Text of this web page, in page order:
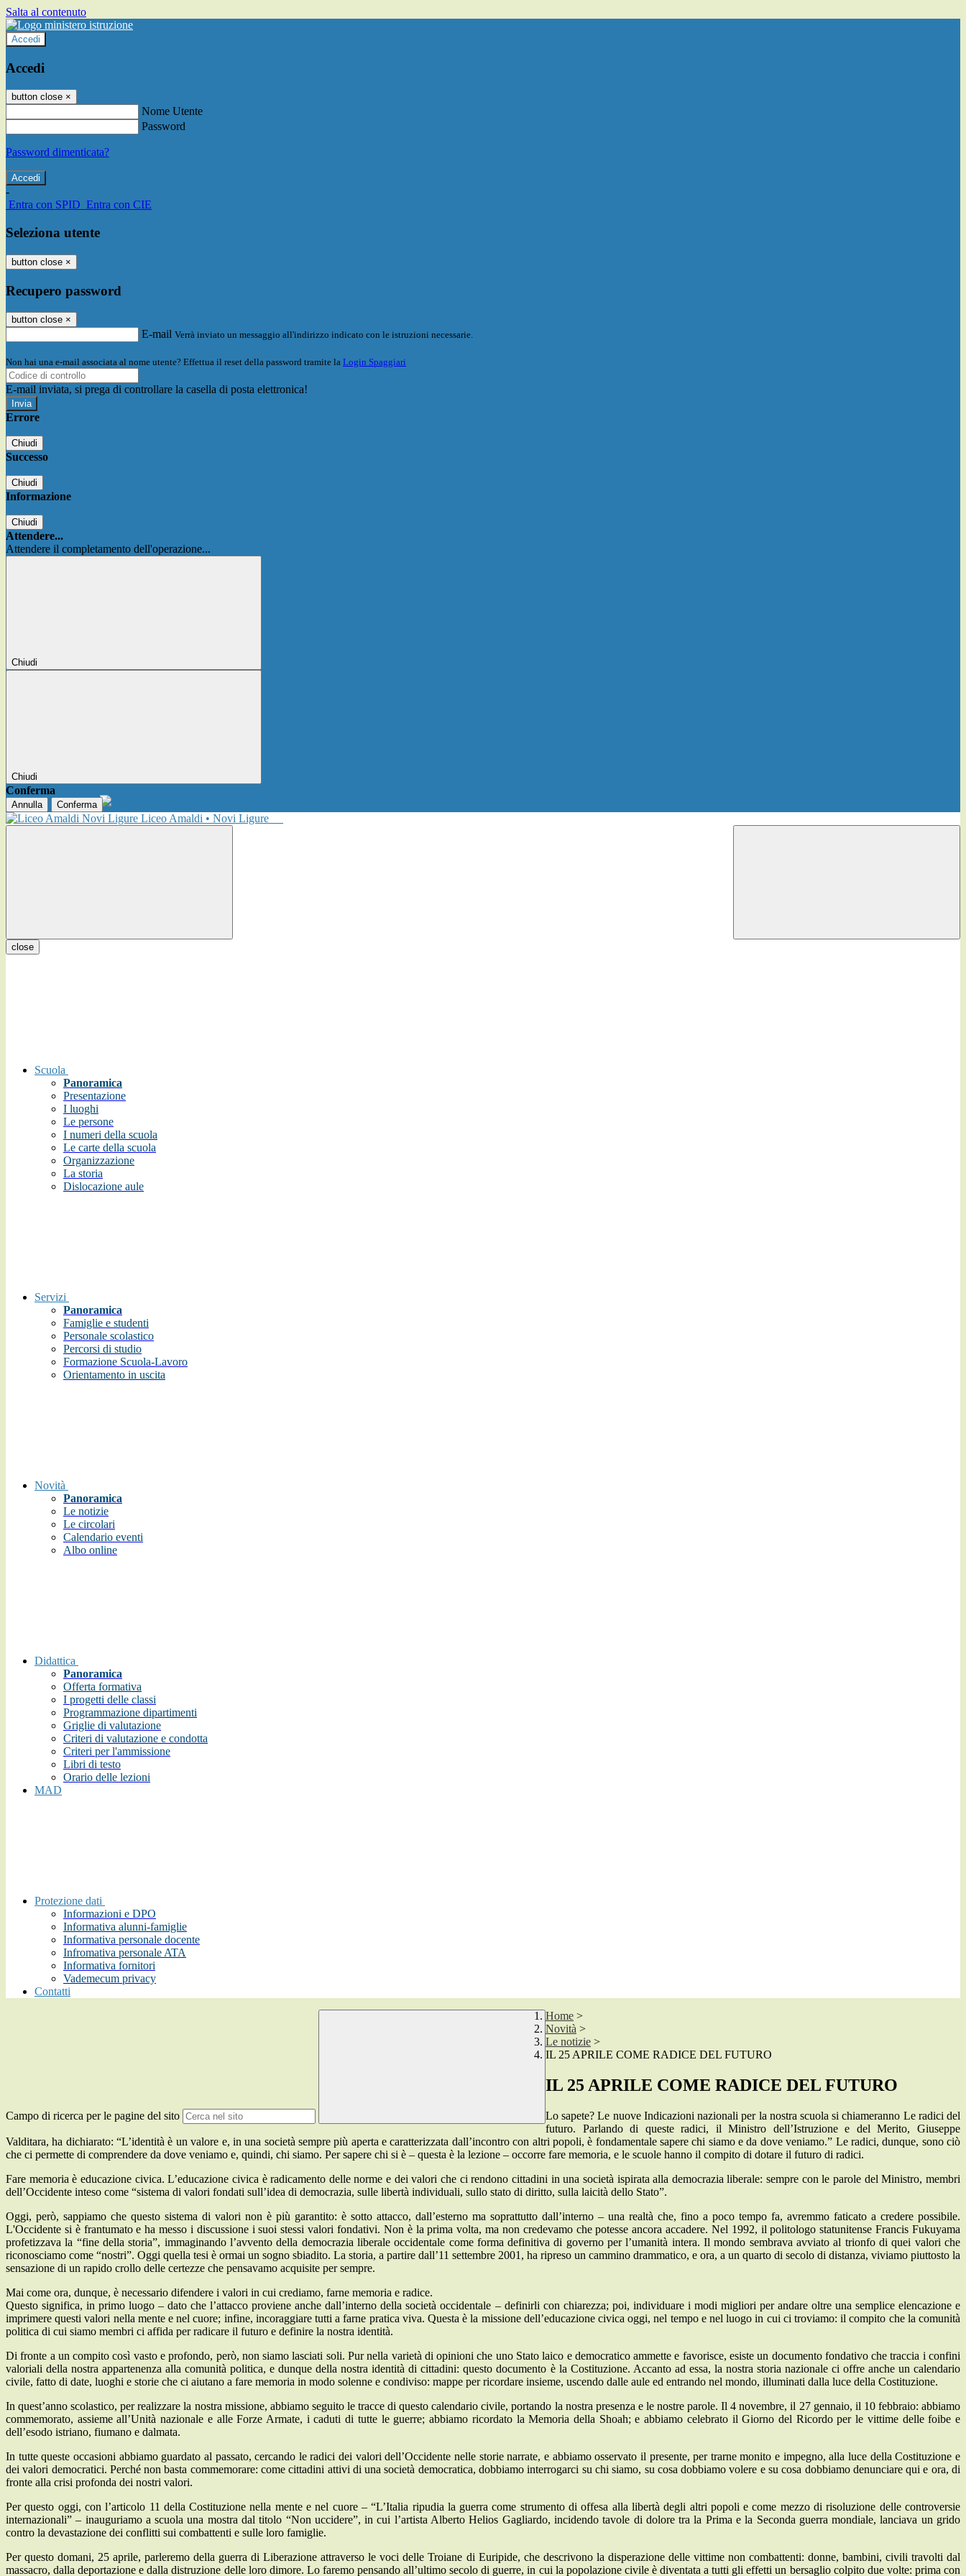
Salta al contenuto
Accedi
Accedi
button close ×
Nome Utente
Password
Password dimenticata?
-
Entra con SPID Entra con CIE
Seleziona utente
button close ×
Recupero password
button close ×
E-mail Verrà inviato un messaggio all'indirizzo indicato con le istruzioni necessarie.
Non hai una e-mail associata al nome utente? Effettua il reset della password tramite la Login Spaggiari
E-mail inviata, si prega di controllare la casella di posta elettronica!
Errore
Chiudi
Successo
Chiudi
Informazione
Chiudi
Attendere...
Attendere il completamento dell'operazione...
Chiudi
Chiudi
Conferma
Annulla Conferma
Liceo Amaldi • Novi Ligure
close
Scuola
Panoramica
Presentazione
I luoghi
Le persone
I numeri della scuola
Le carte della scuola
Organizzazione
La storia
Dislocazione aule
Servizi
Panoramica
Famiglie e studenti
Personale scolastico
Percorsi di studio
Formazione Scuola-Lavoro
Orientamento in uscita
Novità
Panoramica
Le notizie
Le circolari
Calendario eventi
Albo online
Didattica
Panoramica
Offerta formativa
I progetti delle classi
Programmazione dipartimenti
Griglie di valutazione
Criteri di valutazione e condotta
Criteri per l'ammissione
Libri di testo
Orario delle lezioni
MAD
Protezione dati
Informazioni e DPO
Informativa alunni-famiglie
Informativa personale docente
Infromativa personale ATA
Informativa fornitori
Vademecum privacy
Contatti
Campo di ricerca per le pagine del sito
Home >
Novità >
Le notizie >
IL 25 APRILE COME RADICE DEL FUTURO
IL 25 APRILE COME RADICE DEL FUTURO
Lo sapete? Le nuove Indicazioni nazionali per la nostra scuola si chiameranno Le radici del
futuro. Parlando di queste radici, il Ministro dell’Istruzione e del Merito, Giuseppe
Valditara, ha dichiarato: “L’identità è un valore e, in una società sempre più aperta e caratterizzata dall’incontro con altri popoli, è fondamentale sapere chi siamo e da dove veniamo.” Le radici, dunque, sono ciò
che ci permette di comprendere da dove veniamo e, quindi, chi siamo. Per sapere chi si è – questa è la lezione – occorre fare memoria, e le scuole hanno il compito di dotare il futuro di radici.
Fare memoria è educazione civica. L’educazione civica è radicamento delle norme e dei valori che ci rendono cittadini in una società ispirata alla democrazia liberale: sempre con le parole del Ministro, membri
dell’Occidente inteso come “sistema di valori fondati sull’idea di democrazia, sulle libertà individuali, sullo stato di diritto, sulla laicità dello Stato”.
Oggi, però, sappiamo che questo sistema di valori non è più garantito: è sotto attacco, dall’esterno ma soprattutto dall’interno – una realtà che, fino a poco tempo fa, avremmo faticato a credere possibile.
L'Occidente si è frantumato e ha messo i discussione i suoi stessi valori fondativi. Non è la prima volta, ma non credevamo che potesse ancora accadere. Nel 1992, il politologo statunitense Francis Fukuyama
profetizzava la “fine della storia”, immaginando l’avvento della democrazia liberale occidentale come forma definitiva di governo per l’umanità intera. Il mondo sembrava avviato al trionfo di quei valori che
riconosciamo come “nostri”. Oggi quella tesi è ormai un sogno sbiadito. La storia, a partire dall’11 settembre 2001, ha ripreso un cammino drammatico, e ora, a un quarto di secolo di distanza, viviamo piuttosto la
sensazione di un rapido crollo delle certezze che pensavamo acquisite per sempre.
Mai come ora, dunque, è necessario difendere i valori in cui crediamo, farne memoria e radice.
Questo significa, in primo luogo – dato che l’attacco proviene anche dall’interno della società occidentale – definirli con chiarezza; poi, individuare i modi migliori per andare oltre una semplice elencazione e
imprimere questi valori nella mente e nel cuore; infine, incoraggiare tutti a farne pratica viva. Questa è la missione dell’educazione civica oggi, nel tempo e nel luogo in cui ci troviamo: il compito che la comunità
politica di cui siamo membri ci affida per radicare il futuro e definire la nostra identità.
Di fronte a un compito così vasto e profondo, però, non siamo lasciati soli. Pur nella varietà di opinioni che uno Stato laico e democratico ammette e favorisce, esiste un documento fondativo che traccia i confini
valoriali della nostra appartenenza alla comunità politica, e dunque della nostra identità di cittadini: questo documento è la Costituzione. Accanto ad essa, la nostra storia nazionale ci offre anche un calendario
civile, fatto di date, luoghi e storie che ci aiutano a fare memoria in modo solenne e condiviso: mappe per ricordare insieme, uscendo dalle aule ed entrando nel mondo, illuminati dalla luce della Costituzione.
In quest’anno scolastico, per realizzare la nostra missione, abbiamo seguito le tracce di questo calendario civile, portando la nostra presenza e le nostre parole. Il 4 novembre, il 27 gennaio, il 10 febbraio: abbiamo
commemorato, assieme all’Unità nazionale e alle Forze Armate, i caduti di tutte le guerre; abbiamo ricordato la Memoria della Shoah; e abbiamo celebrato il Giorno del Ricordo per le vittime delle foibe e
dell’esodo istriano, fiumano e dalmata.
In tutte queste occasioni abbiamo guardato al passato, cercando le radici dei valori dell’Occidente nelle storie narrate, e abbiamo osservato il presente, per trarne monito e impegno, alla luce della Costituzione e
dei valori democratici. Perché non basta commemorare: come cittadini attivi di una società democratica, dobbiamo interrogarci su chi siamo, su cosa dobbiamo volere e su cosa dobbiamo denunciare qui e ora, di
fronte alla crisi profonda dei nostri valori.
Per questo oggi, con l’articolo 11 della Costituzione nella mente e nel cuore – “L’Italia ripudia la guerra come strumento di offesa alla libertà degli altri popoli e come mezzo di risoluzione delle controversie
internazionali” – inauguriamo a scuola una mostra dal titolo “Non uccidere”, in cui l’artista Alberto Helios Gagliardo, incidendo tavole di dolore tra la Prima e la Seconda guerra mondiale, lanciava un grido
contro la devastazione dei conflitti sui combattenti e sulle loro famiglie.
Per questo domani, 25 aprile, parleremo della guerra di Liberazione attraverso le voci delle Troiane di Euripide, che descrivono la disperazione delle vittime non combattenti: donne, bambini, civili travolti dal
massacro, dalla deportazione e dalla distruzione delle loro dimore. Lo faremo pensando all’ultimo secolo di guerre, in cui la popolazione civile è diventata a tutti gli effetti un bersaglio colpito due volte: prima con